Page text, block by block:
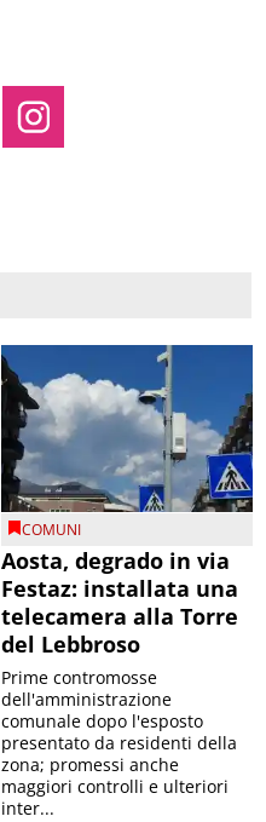
COMUNI
Aosta, degrado in via
Festaz: installata una
telecamera alla Torre
del Lebbroso
Prime contromosse
dell'amministrazione
comunale dopo l'esposto
presentato da residenti della
zona; promessi anche
maggiori controlli e ulteriori
inter...